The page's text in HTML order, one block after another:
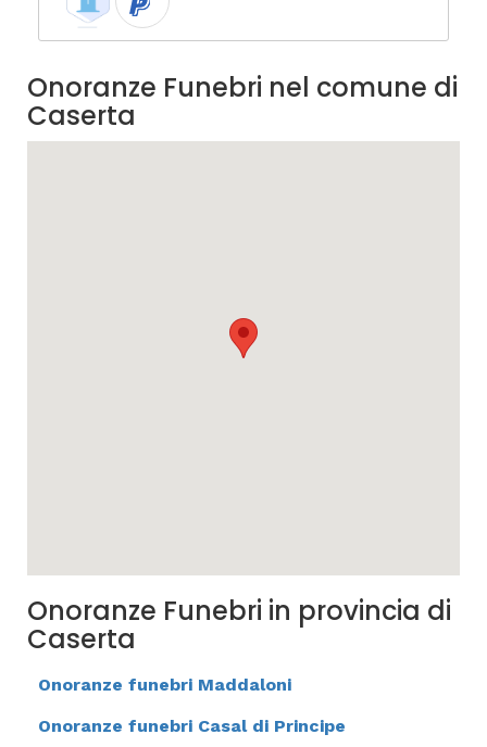
Onoranze Funebri nel comune di
Caserta
Onoranze Funebri in provincia di
Caserta
Onoranze funebri Maddaloni
Onoranze funebri Casal di Principe